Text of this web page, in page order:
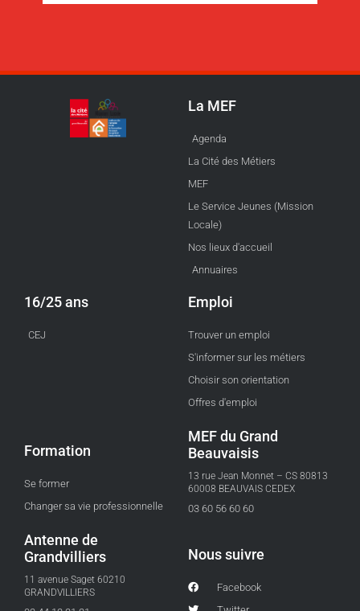
La MEF
Agenda
La Cité des Métiers
MEF
Le Service Jeunes (Mission
Locale)
Nos lieux d'accueil
Annuaires
16/25 ans
CEJ
Emploi
Trouver un emploi
S'informer sur les métiers
Choisir son orientation
Offres d'emploi
Formation
Se former
Changer sa vie professionnelle
MEF du Grand
Beauvaisis
13 rue Jean Monnet – CS 80813
60008 BEAUVAIS CEDEX
03 60 56 60 60
Antenne de
Grandvilliers
11 avenue Saget 60210
GRANDVILLIERS
Nous suivre
Facebook